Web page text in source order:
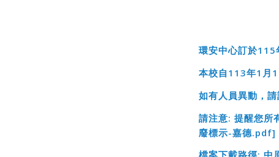
環安中心訂於115
本校自113年1 月1
如有人員異動，
請注意: 提醒您所
廢標示-嘉德.pdf]